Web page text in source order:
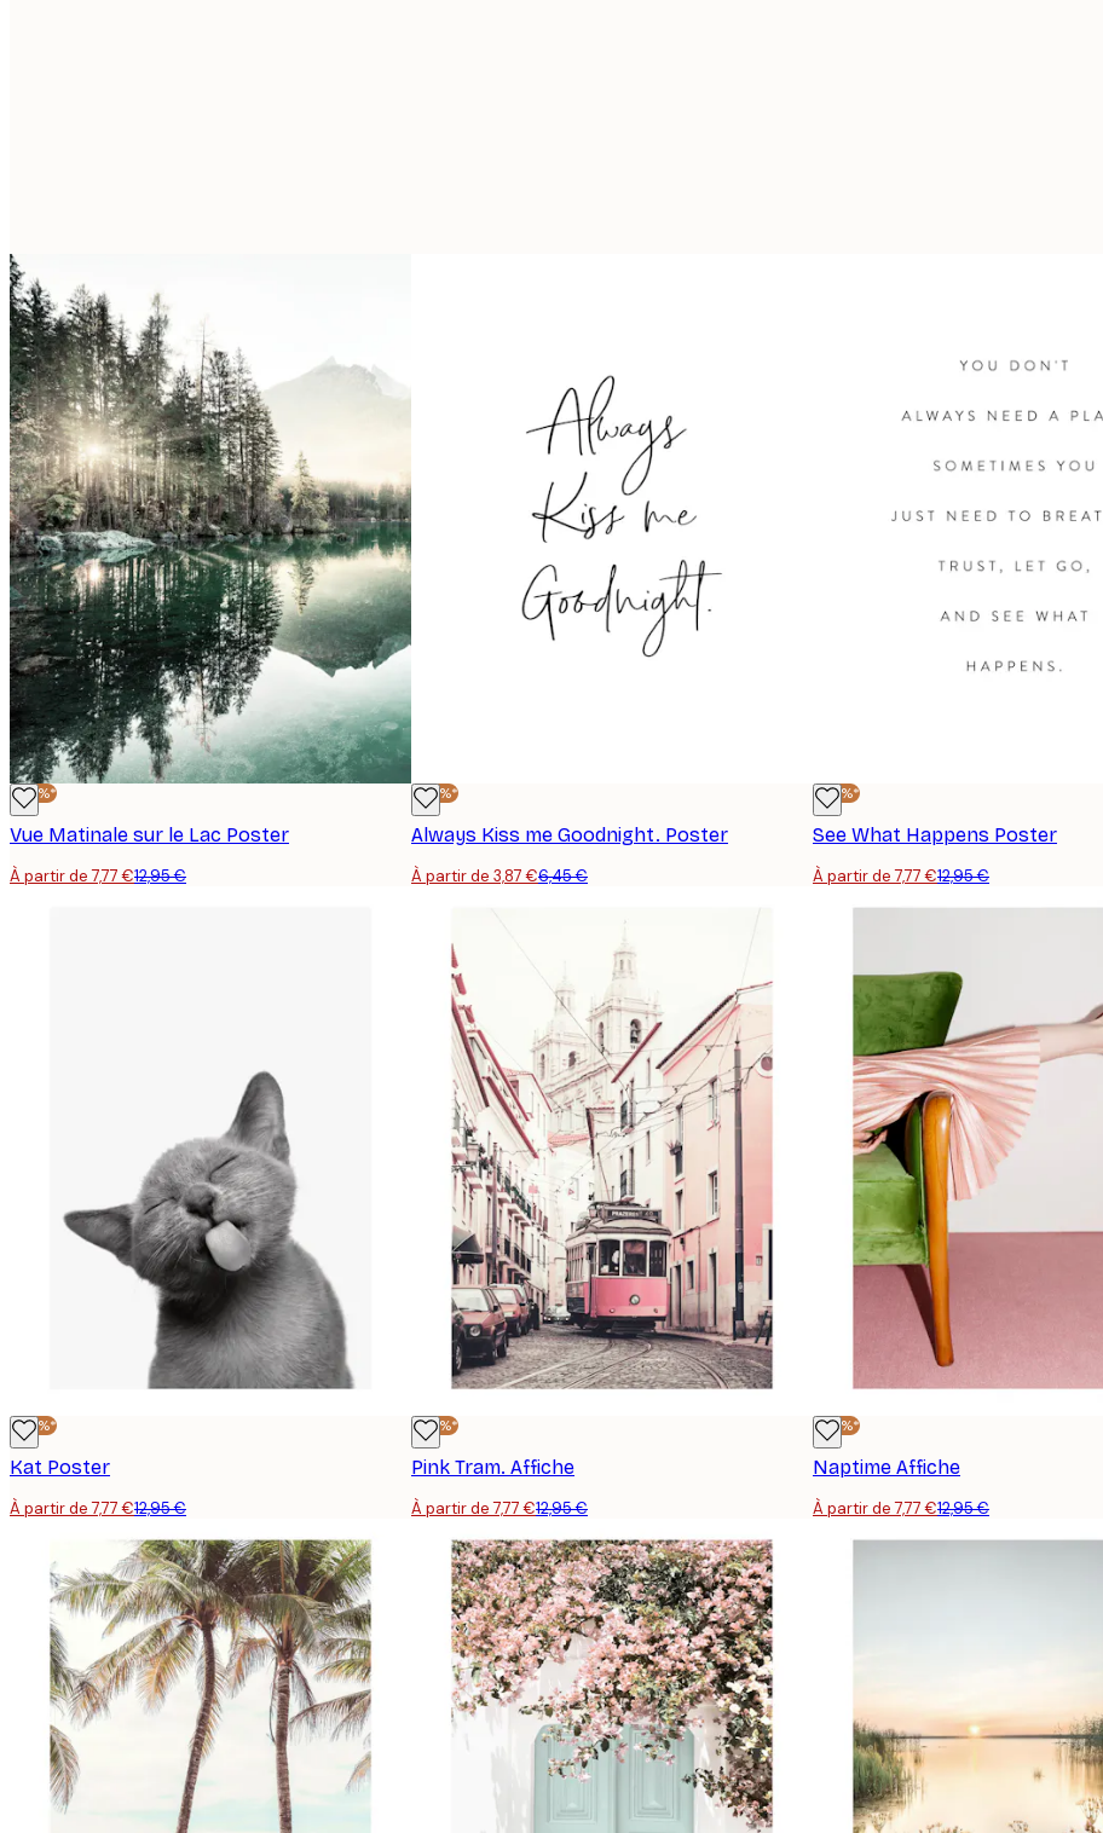
-40%*
Vue Matinale sur le Lac Poster
À partir de 7,77 €12,95 €
-40%*
Always Kiss me Goodnight. Poster
À partir de 3,87 €6,45 €
-40%*
See What Happens Poster
À partir de 7,77 €12,95 €
-40%*
Kat Poster
À partir de 7,77 €12,95 €
-40%*
Pink Tram. Affiche
À partir de 7,77 €12,95 €
-40%*
Naptime Affiche
À partir de 7,77 €12,95 €